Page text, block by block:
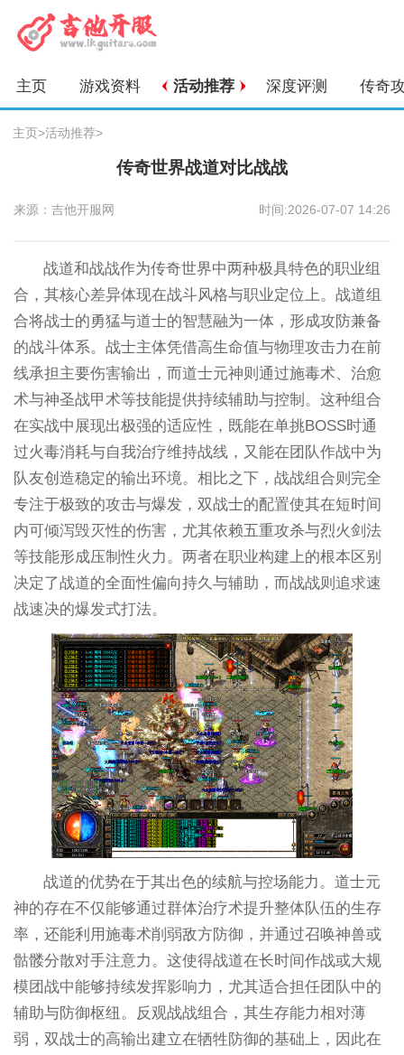
主页 游戏资料 活动推荐 深度评测 传奇
主页>活动推荐>
传奇世界战道对比战战
来源：吉他开服网 时间:2026-07-07 14:26
战道和战战作为传奇世界中两种极具特色的职业组
合，其核心差异体现在战斗风格与职业定位上。战道组
合将战士的勇猛与道士的智慧融为一体，形成攻防兼备
的战斗体系。战士主体凭借高生命值与物理攻击力在前
线承担主要伤害输出，而道士元神则通过施毒术、治愈
术与神圣战甲术等技能提供持续辅助与控制。这种组合
在实战中展现出极强的适应性，既能在单挑BOSS时通
过火毒消耗与自我治疗维持战线，又能在团队作战中为
队友创造稳定的输出环境。相比之下，战战组合则完全
专注于极致的攻击与爆发，双战士的配置使其在短时间
内可倾泻毁灭性的伤害，尤其依赖五重攻杀与烈火剑法
等技能形成压制性火力。两者在职业构建上的根本区别
决定了战道的全面性偏向持久与辅助，而战战则追求速
战速决的爆发式打法。
战道的优势在于其出色的续航与控场能力。道士元
神的存在不仅能够通过群体治疗术提升整体队伍的生存
率，还能利用施毒术削弱敌方防御，并通过召唤神兽或
骷髅分散对手注意力。这使得战道在长时间作战或大规
模团战中能够持续发挥影响力，尤其适合担任团队中的
辅助与防御枢纽。反观战战组合，其生存能力相对薄
弱，双战士的高输出建立在牺牲防御的基础上，因此在